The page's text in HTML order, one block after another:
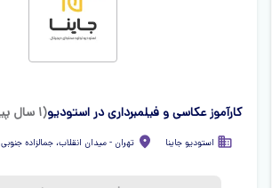
کارآموز عکاسی و فیلمبرداری در استودیو(۱ سال پیش
استودیو جاینا تهران - میدان انقلاب، جمالزاده جنوبی